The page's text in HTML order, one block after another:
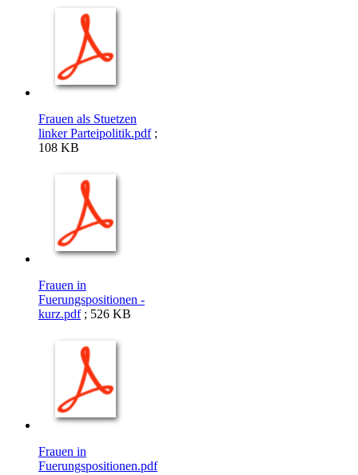
Frauen als Stuetzen
linker Parteipolitik.pdf;
108 KB
Frauen in
Fuerungspositionen -
kurz.pdf; 526 KB
Frauen in
Fuerungspositionen.pdf